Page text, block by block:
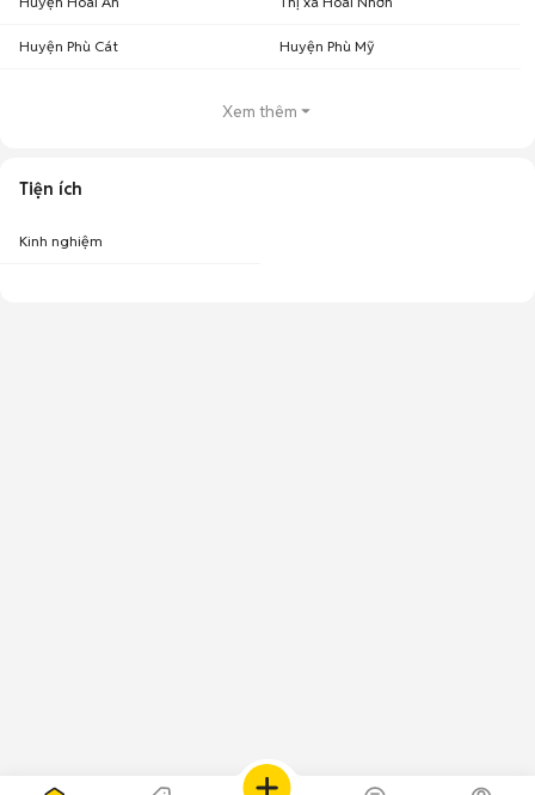
Huyện Phù Cát Huyện Phù Mỹ
Xem thêm
Tiện ích
Kinh nghiệm